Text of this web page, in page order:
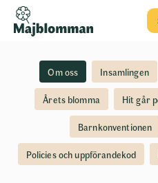
Om oss Insamlingen
Årets blomma Hit går
Barnkonventionen
Policies och uppförandekod